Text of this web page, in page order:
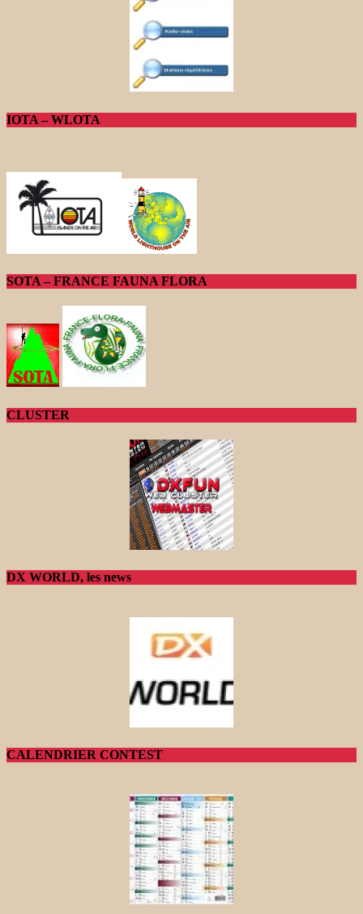
IOTA – WLOTA
SOTA – FRANCE FAUNA FLORA
CLUSTER
DX WORLD, les news
CALENDRIER CONTEST